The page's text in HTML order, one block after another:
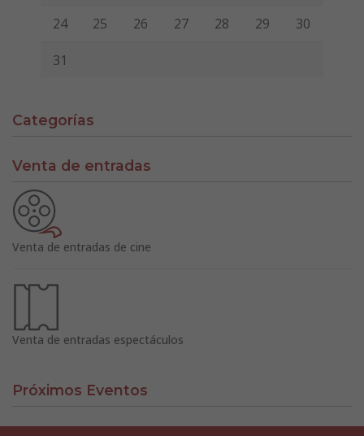
24 25 26 27 28 29 30
31
Categorías
Venta de entradas
Venta de entradas de cine
Venta de entradas espectáculos
Próximos Eventos